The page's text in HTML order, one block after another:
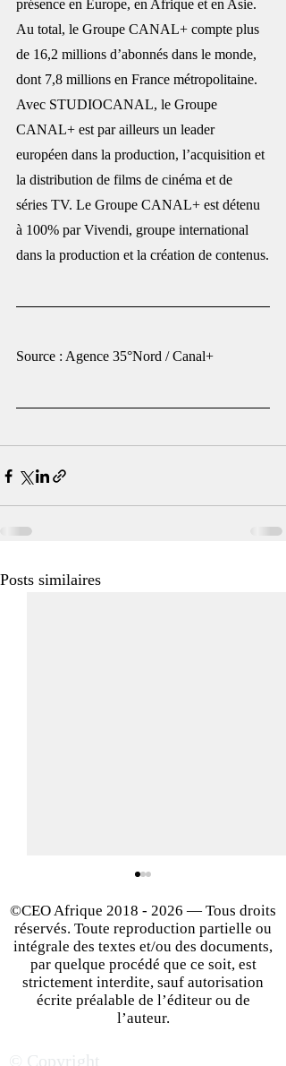
présence en Europe, en Afrique et en Asie.
Au total, le Groupe CANAL+ compte plus
de 16,2 millions d’abonnés dans le monde,
dont 7,8 millions en France métropolitaine.
Avec STUDIOCANAL, le Groupe
CANAL+ est par ailleurs un leader
européen dans la production, l’acquisition et
la distribution de films de cinéma et de
séries TV. Le Groupe CANAL+ est détenu
à 100% par Vivendi, groupe international
dans la production et la création de contenus.
Source : Agence 35°Nord / Canal+
Posts similaires
Du bluff au génie : les
©CEO Afrique 2018 - 2026 — Tous droits
réservés. Toute reproduction partielle ou
intégrale des textes et/ou des documents,
par quelque procédé que ce soit, est
strictement interdite, sauf autorisation
écrite préalable de l’éditeur ou de
l’auteur.
© Copyright